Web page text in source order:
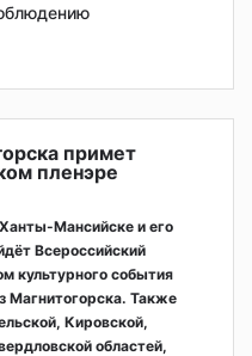
примет
пленэре
Мансийске и его
Всероссийский
культурного события
Магнитогорска. Также
Кировской,
областей,